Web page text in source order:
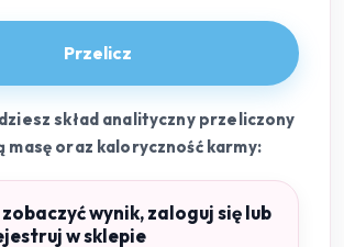
Przelicz
skład analityczny przeliczony
masę oraz kaloryczność karmy:
wynik, zaloguj się lub
w sklepie